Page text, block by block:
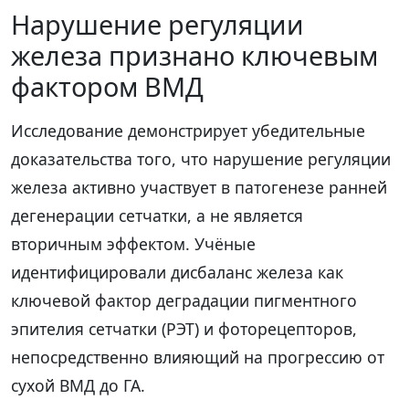
Нарушение регуляции
железа признано ключевым
фактором ВМД
Исследование демонстрирует убедительные
доказательства того, что нарушение регуляции
железа активно участвует в патогенезе ранней
дегенерации сетчатки, а не является
вторичным эффектом. Учёные
идентифицировали дисбаланс железа как
ключевой фактор деградации пигментного
эпителия сетчатки (РЭТ) и фоторецепторов,
непосредственно влияющий на прогрессию от
сухой ВМД до ГА.